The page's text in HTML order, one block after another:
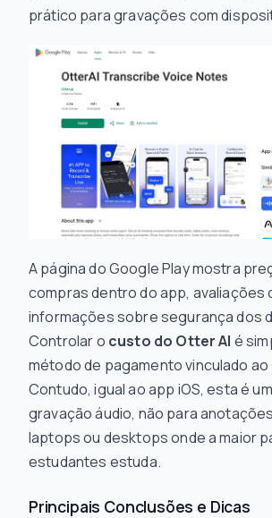
prático para gravações com
A página do Google Play mostra
compras dentro do app, avaliações
informações sobre segurança dos
Controlar o custo do Otter AI é
método de pagamento vinculado ao
Contudo, igual ao app iOS, esta é
gravação áudio, não para
laptops ou desktops onde a maior
estudantes estuda.
Principais Conclusões e Dicas